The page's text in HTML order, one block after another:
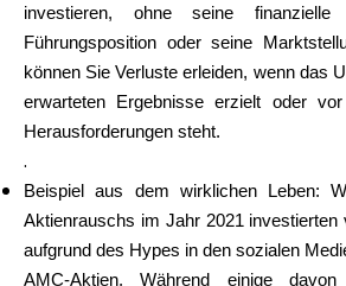
investieren, ohne seine finanzielle
Führungsposition oder seine
können Sie Verluste erleiden, wenn das
erwarteten Ergebnisse erzielt oder vor
Herausforderungen steht.
.
Beispiel aus dem wirklichen Leben:
Aktienrauschs im Jahr 2021 investierten
aufgrund des Hypes in den sozialen
AMC-Aktien. Während einige davon